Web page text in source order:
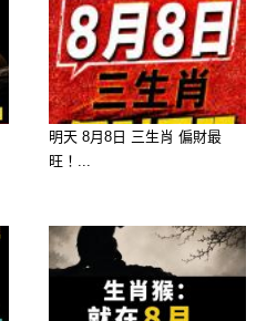
明天 8月8日 三生肖 偏財最
旺！...